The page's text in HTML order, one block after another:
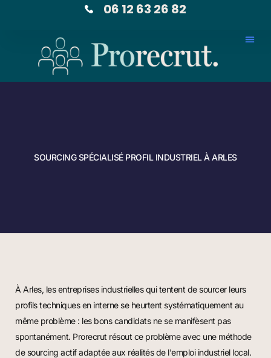
06 12 63 26 82
SOURCING SPÉCIALISÉ PROFIL INDUSTRIEL À ARLES
À Arles, les entreprises industrielles qui tentent de sourcer leurs
profils techniques en interne se heurtent systématiquement au
même problème : les bons candidats ne se manifèsent pas
spontanément. Prorecrut résout ce problème avec une méthode
de sourcing actif adaptée aux réalités de l'emploi industriel local.